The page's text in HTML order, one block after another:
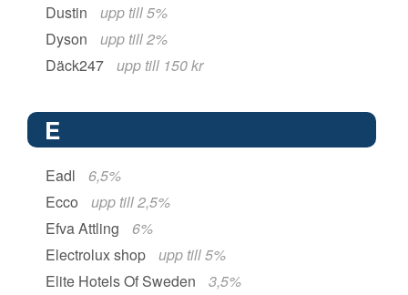
Dustin
upp till 5%
Dyson
upp till 2%
Däck247
upp till 150 kr
E
Eadl
6,5%
Ecco
upp till 2,5%
Efva Attling
6%
Electrolux shop
upp till 5%
Elite Hotels Of Sweden
3,5%